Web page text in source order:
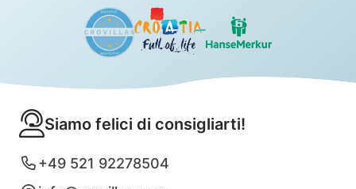
Siamo felici di consigliarti!
+49 521 92278504